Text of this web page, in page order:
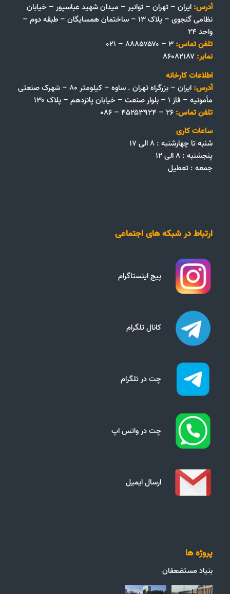
آدرس: ایران – تهران – توانیر – میدان شهید عباسپور – خیابان
نظامی گنجوی – پلاک ۱۳ – ساختمان همسایگان – طبقه دوم –
واحد ۲۴
تلفن تماس:
نمابر:
اطلاعات کارخانه
آدرس:
ایران – بزرگراه تهران . ساوه – کیلومتر ۸۰ – شهرک صنعتی
مأمونیه – فاز ۱ – بلوار صنعت – خیابان پانزدهم – پلاک ۱۳۰
تلفن تماس:
ساعات کاری
شنبه تا چهارشنبه : ۸ الی ۱۷
پنجشنبه : ۸ الی ۱۲
جمعه‌ :‌ تعطیل
ارتباط در شبکه های اجتماعی
پیج اینستاگرام
کانال تلگرام
چت در تلگرام
چت در واتس اپ
ارسال ایمیل
پروژه ها
بنیاد مستضعفان